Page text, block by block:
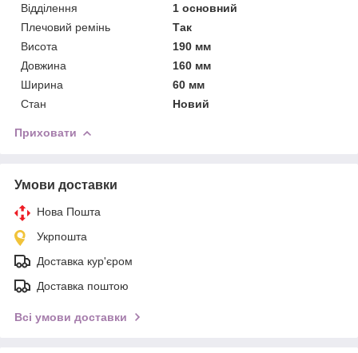
Відділення
1 основний
Плечовий ремінь
Так
Висота
190 мм
Довжина
160 мм
Ширина
60 мм
Стан
Новий
Приховати
Умови доставки
Нова Пошта
Укрпошта
Доставка кур'єром
Доставка поштою
Всі умови доставки